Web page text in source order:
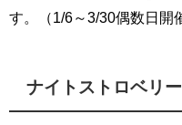
す。（1/6～3/30偶数日開
ナイトストロベリ